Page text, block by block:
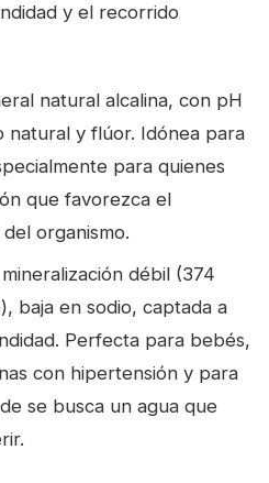
y el recorrido
natural alcalina, con pH
natural y flúor. Idónea para
para quienes
que favorezca el
organismo.
débil (374
baja en sodio, captada a
Perfecta para bebés,
con hipertensión y para
se busca un agua que